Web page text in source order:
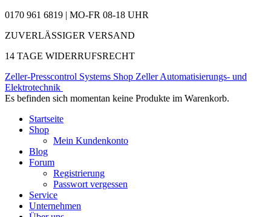
0170 961 6819 | MO-FR 08-18 UHR
ZUVERLÄSSIGER VERSAND
14 TAGE WIDERRUFSRECHT
Zeller-Presscontrol Systems Shop Zeller Automatisierungs- und
Elektrotechnik
Es befinden sich momentan keine Produkte im Warenkorb.
Startseite
Shop
Mein Kundenkonto
Blog
Forum
Registrierung
Passwort vergessen
Service
Unternehmen